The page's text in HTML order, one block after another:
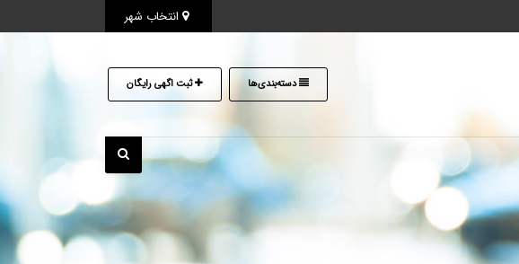
دسته‌بندی‌ها ثبت اگهی رایگان